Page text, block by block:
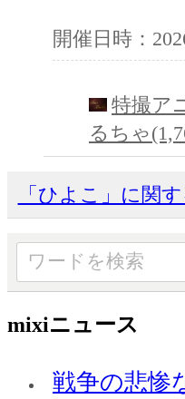
開催日時：
特撮ア
るちゃ
「ひよこ」に関
mixiニュース
戦争の悲惨